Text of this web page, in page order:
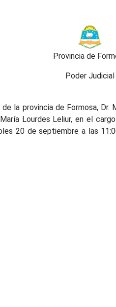
Provincia de
Poder Judicial
la provincia de Formosa,
Lourdes Leliur, en el
20 de septiembre a las